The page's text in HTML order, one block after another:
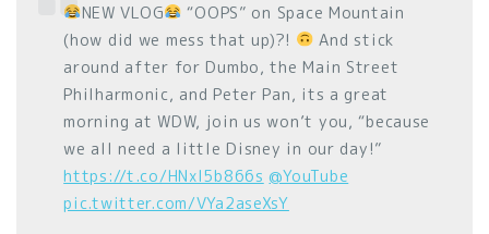
NEW VLOG
“OOPS” on Space Mountain
(how did we mess that up)?!
And stick
around after for Dumbo, the Main Street
Philharmonic, and Peter Pan, its a great
morning at WDW, join us won’t you, “because
we all need a little Disney in our day!”
https://t.co/HNxl5b866s @YouTube
pic.twitter.com/VYa2aseXsY